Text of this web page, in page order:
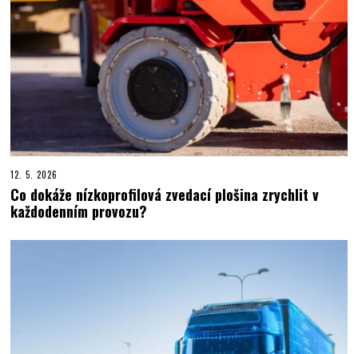
12. 5. 2026
Co dokáže nízkoprofilová zvedací plošina zrychlit v
každodenním provozu?